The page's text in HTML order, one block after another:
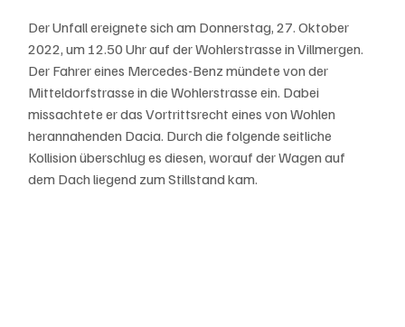
Der Unfall ereignete sich am Donnerstag, 27. Oktober
2022, um 12.50 Uhr auf der Wohlerstrasse in Villmergen.
Der Fahrer eines Mercedes-Benz mündete von der
Mitteldorfstrasse in die Wohlerstrasse ein. Dabei
missachtete er das Vortrittsrecht eines von Wohlen
herannahenden Dacia. Durch die folgende seitliche
Kollision überschlug es diesen, worauf der Wagen auf
dem Dach liegend zum Stillstand kam.